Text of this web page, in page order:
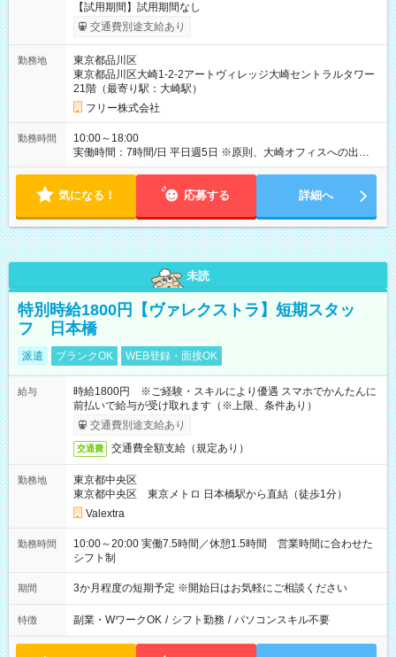
【試用期間】試用期間なし
交通費別途支給あり
勤務地
東京都品川区
東京都品川区大崎1-2-2アートヴィレッジ大崎セントラルタワー
21階（最寄り駅：大崎駅）
フリー株式会社
勤務時間
10:00～18:00
実働時間：7時間/日 平日週5日 ※原則、大崎オフィスへの出社勤
務となります。 【注意事項】 ※短期アルバイト（2026年10月
気になる！ 応募する 詳細へ
未読
特別時給1800円【ヴァレクストラ】短期スタッ
フ 日本橋
派遣 ブランクOK WEB登録・面接OK
給与
時給1800円 ※ご経験・スキルにより優遇 スマホでかんたんに
前払いで給与が受け取れます（※上限、条件あり）
交通費別途支給あり
交通費 交通費全額支給（規定あり）
勤務地
東京都中央区
東京都中央区 東京メトロ 日本橋駅から直結（徒歩1分）
Valextra
勤務時間
10:00～20:00 実働7.5時間／休憩1.5時間 営業時間に合わせた
シフト制
期間 3か月程度の短期予定 ※開始日はお気軽にご相談ください
特徴 副業・WワークOK / シフト勤務 / パソコンスキル不要